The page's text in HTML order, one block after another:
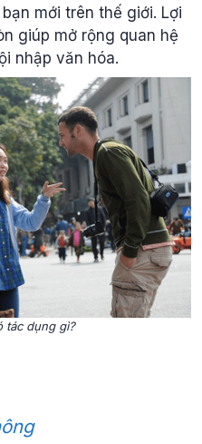
mới trên thế giới. Lợi
giúp mở rộng quan hệ
nhập văn hóa.
tác dụng gì?